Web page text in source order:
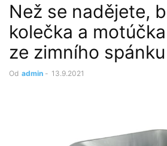
Než se nadějete,
kolečka a
ze zimního spánku
Od admin - 13.9.2021